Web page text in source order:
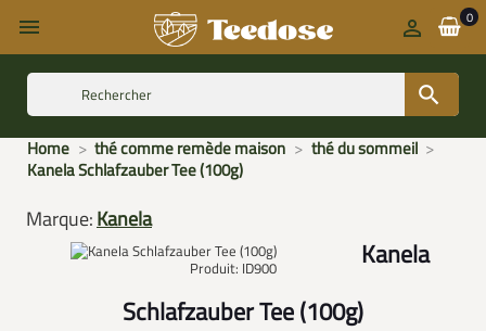
 0


Home thé comme remède maison
thé du sommeil
Kanela Schlafzauber Tee (100g)
Marque:Kanela
Produit: ID900
Kanela
Schlafzauber Tee (100g)